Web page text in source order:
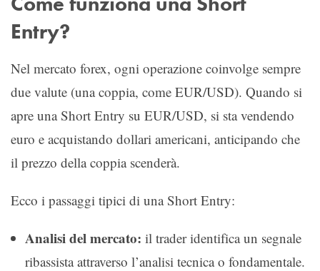
Entry?
Nel mercato forex, ogni operazione coinvolge sempre
due valute (una coppia, come EUR/USD). Quando si
apre una Short Entry su EUR/USD, si sta vendendo
euro e acquistando dollari americani, anticipando che
il prezzo della coppia scenderà.
Ecco i passaggi tipici di una Short Entry:
Analisi del mercato: il trader identifica un segnale
ribassista attraverso l’analisi tecnica o fondamentale.